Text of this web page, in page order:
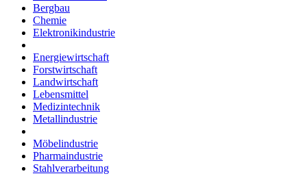
Bergbau
Chemie
Elektronikindustrie
Energiewirtschaft
Forstwirtschaft
Landwirtschaft
Lebensmittel
Medizintechnik
Metallindustrie
Möbelindustrie
Pharmaindustrie
Stahlverarbeitung